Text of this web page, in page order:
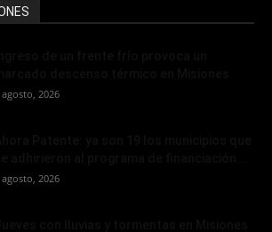
agosto, 2026
agosto, 2026